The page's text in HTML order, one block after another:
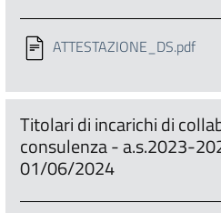
ATTESTAZIONE_DS.pdf
Titolari di incarichi di
consulenza - a.s.2023-
01/06/2024